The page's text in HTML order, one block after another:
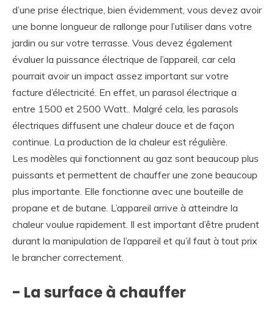
d’une prise électrique, bien évidemment, vous devez avoir
une bonne longueur de rallonge pour l’utiliser dans votre
jardin ou sur votre terrasse. Vous devez également
évaluer la puissance électrique de l’appareil, car cela
pourrait avoir un impact assez important sur votre
facture d’électricité. En effet, un parasol électrique a
entre 1500 et 2500 Watt.. Malgré cela, les parasols
électriques diffusent une chaleur douce et de façon
continue. La production de la chaleur est régulière.
Les modèles qui fonctionnent au gaz sont beaucoup plus
puissants et permettent de chauffer une zone beaucoup
plus importante. Elle fonctionne avec une bouteille de
propane et de butane. L’appareil arrive à atteindre la
chaleur voulue rapidement. Il est important d’être prudent
durant la manipulation de l’appareil et qu’il faut à tout prix
le brancher correctement.
- La surface à chauffer